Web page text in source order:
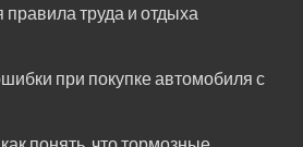
труда и отдыха
при покупке автомобиля с
понять, что тормозные